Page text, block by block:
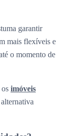
garantir
mais flexíveis e
o momento de
imóveis